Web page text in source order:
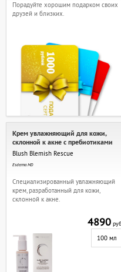
Порадуйте хорошим подарком своих
друзей и близких.
Крем увлажняющий для кожи,
склонной к акне с пребиотиками
Blush Blemish Rescue
Esderma MD
Специализированный увлажняющий
крем, разработанный для кожи,
склонной к акне.
4890
100 мл